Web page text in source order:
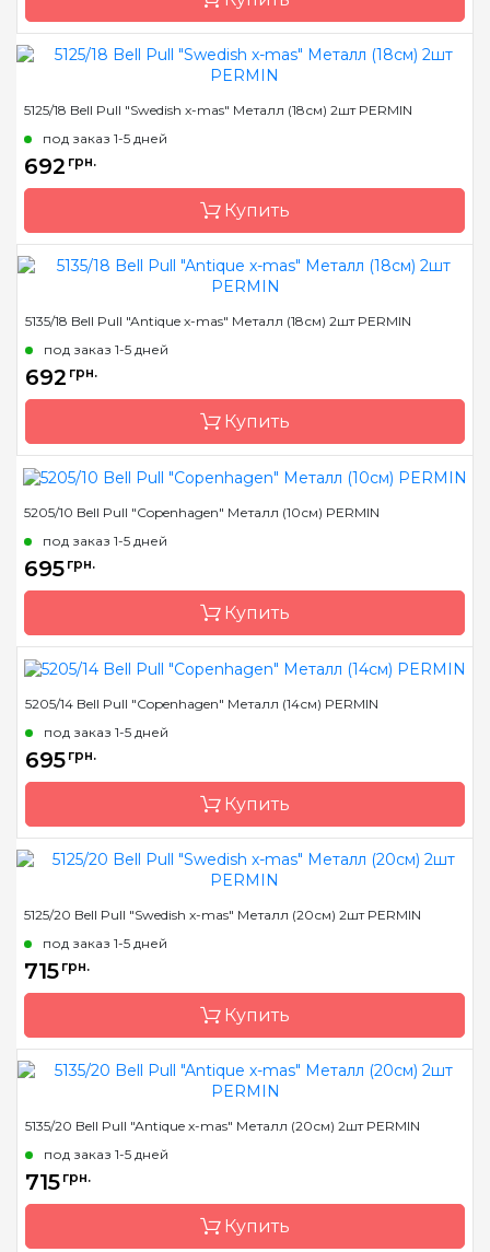
Страна-производитель
5125/18 Bell Pull "Swedish x-mas" Металл (18см) 2шт PERMIN
под заказ 1-5 дней
692 грн.
Купить
Страна-производитель
5135/18 Bell Pull "Antique x-mas" Металл (18см) 2шт PERMIN
под заказ 1-5 дней
692 грн.
Купить
Размер
Бренд
5205/10 Bell Pull "Copenhagen" Металл (10см) PERMIN
под заказ 1-5 дней
695 грн.
Купить
Размер
Бренд
Страна-производитель
5205/14 Bell Pull "Copenhagen" Металл (14см) PERMIN
под заказ 1-5 дней
695 грн.
Купить
Страна-производитель
5125/20 Bell Pull "Swedish x-mas" Металл (20см) 2шт PERMIN
под заказ 1-5 дней
715 грн.
Купить
Страна-производитель
5135/20 Bell Pull "Antique x-mas" Металл (20см) 2шт PERMIN
под заказ 1-5 дней
715 грн.
Купить